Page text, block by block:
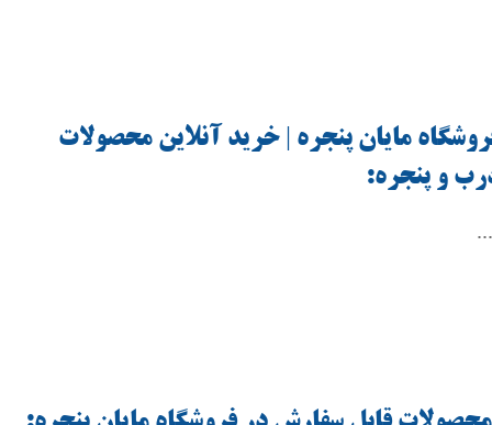
...
مایان پنجره | خرید آنلاین محصولات
و پنجره: